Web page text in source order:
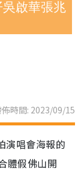
啟華張兆
佈時間: 2023/09/15
演唱會海報的
體假佛山開